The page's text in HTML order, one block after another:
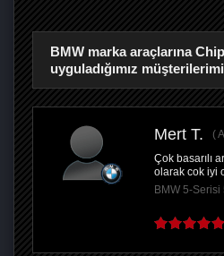
BMW marka araçlarına Chip
uyguladığımız
Mert T.
Çok basarılı
olarak cok iyi
BMW 5-